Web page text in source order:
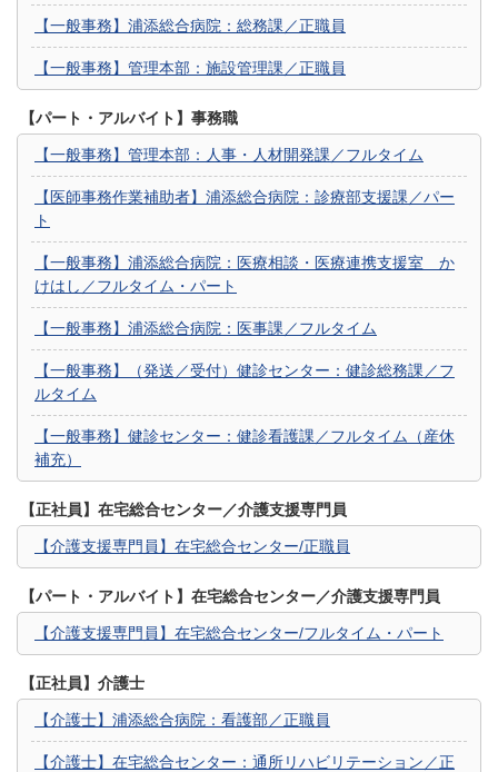
【一般事務】浦添総合病院：総務課／正職員
【一般事務】管理本部：施設管理課／正職員
【パート・アルバイト】事務職
【一般事務】管理本部：人事・人材開発課／フルタイム
【医師事務作業補助者】浦添総合病院：診療部支援課／パー
ト
【一般事務】浦添総合病院：医療相談・医療連携支援室 か
けはし／フルタイム・パート
【一般事務】浦添総合病院：医事課／フルタイム
【一般事務】（発送／受付）健診センター：健診総務課／フ
ルタイム
【一般事務】健診センター：健診看護課／フルタイム（産休
補充）
【正社員】在宅総合センター／介護支援専門員
【介護支援専門員】在宅総合センター/正職員
【パート・アルバイト】在宅総合センター／介護支援専門員
【介護支援専門員】在宅総合センター/フルタイム・パート
【正社員】介護士
【介護士】浦添総合病院：看護部／正職員
【介護士】在宅総合センター：通所リハビリテーション／正